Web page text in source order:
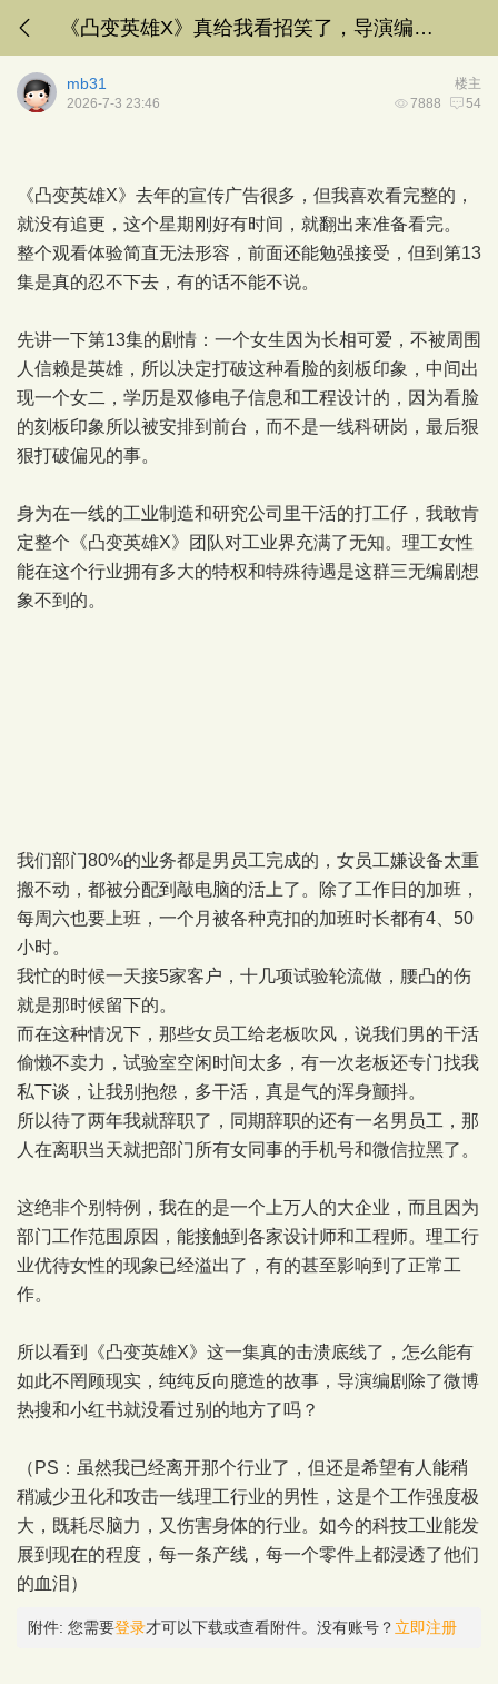
《凸变英雄X》真给我看招笑了，导演编剧是在微博热搜上写出来的吧
楼主
mb31
7888 54
2026-7-3 23:46
《凸变英雄X》去年的宣传广告很多，但我喜欢看完整的，
就没有追更，这个星期刚好有时间，就翻出来准备看完。
整个观看体验简直无法形容，前面还能勉强接受，但到第13
集是真的忍不下去，有的话不能不说。
先讲一下第13集的剧情：一个女生因为长相可爱，不被周围
人信赖是英雄，所以决定打破这种看脸的刻板印象，中间出
现一个女二，学历是双修电子信息和工程设计的，因为看脸
的刻板印象所以被安排到前台，而不是一线科研岗，最后狠
狠打破偏见的事。
身为在一线的工业制造和研究公司里干活的打工仔，我敢肯
定整个《凸变英雄X》团队对工业界充满了无知。理工女性
能在这个行业拥有多大的特权和特殊待遇是这群三无编剧想
象不到的。
我们部门80%的业务都是男员工完成的，女员工嫌设备太重
搬不动，都被分配到敲电脑的活上了。除了工作日的加班，
每周六也要上班，一个月被各种克扣的加班时长都有4、50
小时。
我忙的时候一天接5家客户，十几项试验轮流做，腰凸的伤
就是那时候留下的。
而在这种情况下，那些女员工给老板吹风，说我们男的干活
偷懒不卖力，试验室空闲时间太多，有一次老板还专门找我
私下谈，让我别抱怨，多干活，真是气的浑身颤抖。
所以待了两年我就辞职了，同期辞职的还有一名男员工，那
人在离职当天就把部门所有女同事的手机号和微信拉黑了。
这绝非个别特例，我在的是一个上万人的大企业，而且因为
部门工作范围原因，能接触到各家设计师和工程师。理工行
业优待女性的现象已经溢出了，有的甚至影响到了正常工
作。
所以看到《凸变英雄X》这一集真的击溃底线了，怎么能有
如此不罔顾现实，纯纯反向臆造的故事，导演编剧除了微博
热搜和小红书就没看过别的地方了吗？
（PS：虽然我已经离开那个行业了，但还是希望有人能稍
稍减少丑化和攻击一线理工行业的男性，这是个工作强度极
大，既耗尽脑力，又伤害身体的行业。如今的科技工业能发
展到现在的程度，每一条产线，每一个零件上都浸透了他们
的血泪）
附件: 您需要登录才可以下载或查看附件。没有账号？ 立即注册